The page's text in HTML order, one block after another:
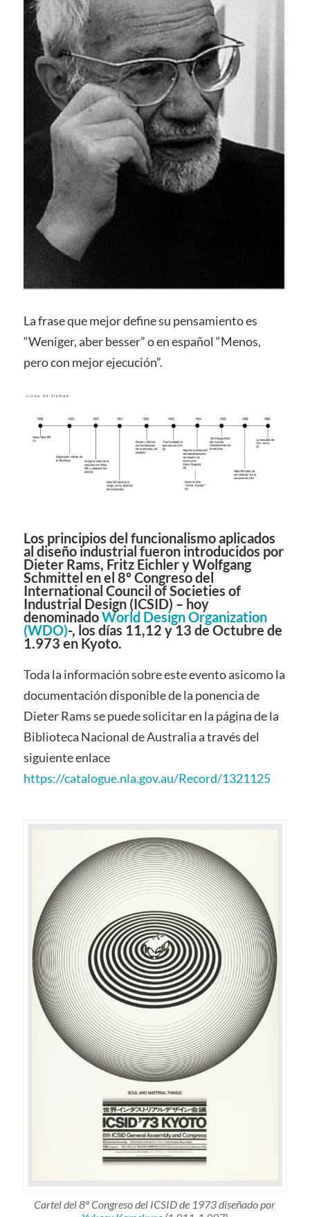
La frase que mejor define su pensamiento es
“Weniger, aber besser” o en español “Menos,
pero con mejor ejecución”.
Los principios del funcionalismo aplicados
al diseño industrial fueron introducidos por
Dieter Rams, Fritz Eichler y Wolfgang
Schmittel en el 8º Congreso del
International Council of Societies of
Industrial Design (ICSID) – hoy
denominadoWorld Design Organization
(WDO)-, los días 11,12 y 13 de Octubre de
1.973 en Kyoto.
Toda la información sobre este evento asicomo la
documentación disponible de la ponencia de
Dieter Rams se puede solicitar en la página de la
Biblioteca Nacional de Australia a través del
siguiente enlace
https://catalogue.nla.gov.au/Record/1321125
Cartel del 8º Congreso del ICSID de 1973 diseñado por